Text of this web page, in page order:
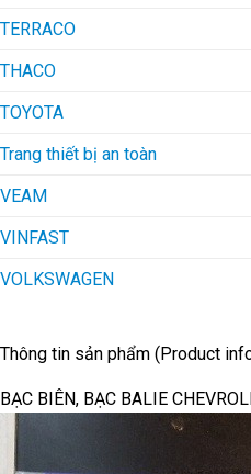
TERRACO
THACO
TOYOTA
Trang thiết bị an toàn
VEAM
VINFAST
VOLKSWAGEN
Thông tin sản phẩm (Product
BẠC BIÊN, BẠC BALIE